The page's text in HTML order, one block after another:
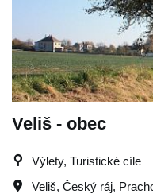
Veliš - obec
Výlety, Turistické cíle
Veliš, Český ráj,